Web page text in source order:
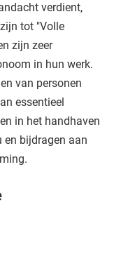
verdient,
tot "Volle
zijn zeer
in hun werk.
van personen
essentieel
in het handhaven
en bijdragen aan